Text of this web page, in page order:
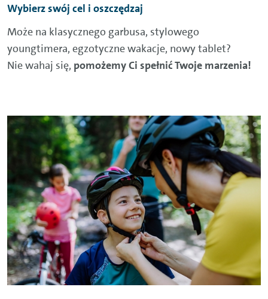
Wybierz swój cel i oszczędzaj
Może na klasycznego garbusa, stylowego
youngtimera, egzotyczne wakacje, nowy tablet?
Nie wahaj się, pomożemy Ci spełnić Twoje marzenia!